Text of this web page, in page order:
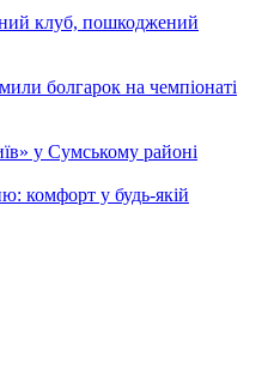
клуб, пошкоджений
болгарок на чемпіонаті
у Сумському районі
комфорт у будь-якій